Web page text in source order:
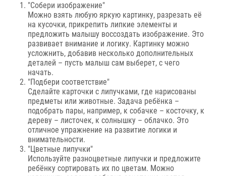
"Собери изображение"
Можно взять любую яркую картинку, разрезать её
на кусочки, прикрепить липкие элементы и
предложить малышу воссоздать изображение. Это
развивает внимание и логику. Картинку можно
усложнить, добавив несколько дополнительных
деталей – пусть малыш сам выберет, с чего
начать.
"Подбери соответствие"
Сделайте карточки с липучками, где нарисованы
предметы или животные. Задача ребёнка –
подобрать пары, например, к собачке – косточку, к
дереву – листочек, к солнышку – облачко. Это
отличное упражнение на развитие логики и
внимательности.
"Цветные липучки"
Используйте разноцветные липучки и предложите
ребёнку сортировать их по цветам. Можно